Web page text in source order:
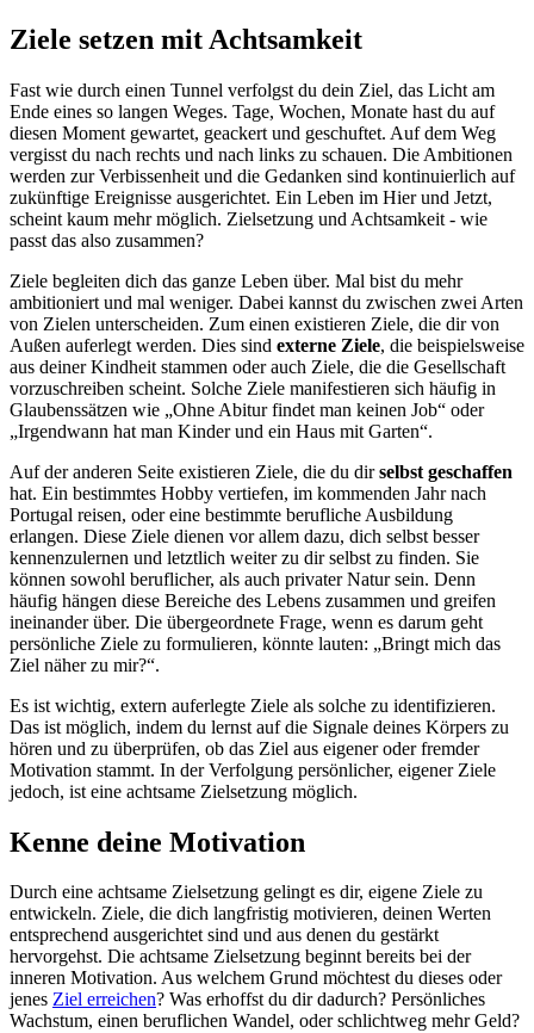
Ziele setzen mit Achtsamkeit
Fast wie durch einen Tunnel verfolgst du dein Ziel, das Licht am
Ende eines so langen Weges. Tage, Wochen, Monate hast du auf
diesen Moment gewartet, geackert und geschuftet. Auf dem Weg
vergisst du nach rechts und nach links zu schauen. Die Ambitionen
werden zur Verbissenheit und die Gedanken sind kontinuierlich auf
zukünftige Ereignisse ausgerichtet. Ein Leben im Hier und Jetzt,
scheint kaum mehr möglich. Zielsetzung und Achtsamkeit - wie
passt das also zusammen?
Ziele begleiten dich das ganze Leben über. Mal bist du mehr
ambitioniert und mal weniger. Dabei kannst du zwischen zwei Arten
von Zielen unterscheiden. Zum einen existieren Ziele, die dir von
Außen auferlegt werden. Dies sind externe Ziele, die beispielsweise
aus deiner Kindheit stammen oder auch Ziele, die die Gesellschaft
vorzuschreiben scheint. Solche Ziele manifestieren sich häufig in
Glaubenssätzen wie „Ohne Abitur findet man keinen Job“ oder
„Irgendwann hat man Kinder und ein Haus mit Garten“.
Auf der anderen Seite existieren Ziele, die du dirselbst geschaffen
hat. Ein bestimmtes Hobby vertiefen, im kommenden Jahr nach
Portugal reisen, oder eine bestimmte berufliche Ausbildung
erlangen. Diese Ziele dienen vor allem dazu, dich selbst besser
kennenzulernen und letztlich weiter zu dir selbst zu finden. Sie
können sowohl beruflicher, als auch privater Natur sein. Denn
häufig hängen diese Bereiche des Lebens zusammen und greifen
ineinander über. Die übergeordnete Frage, wenn es darum geht
persönliche Ziele zu formulieren, könnte lauten: „Bringt mich das
Ziel näher zu mir?“.
Es ist wichtig, extern auferlegte Ziele als solche zu identifizieren.
Das ist möglich, indem du lernst auf die Signale deines Körpers zu
hören und zu überprüfen, ob das Ziel aus eigener oder fremder
Motivation stammt. In der Verfolgung persönlicher, eigener Ziele
jedoch, ist eine achtsame Zielsetzung möglich.
Kenne deine Motivation
Durch eine achtsame Zielsetzung gelingt es dir, eigene Ziele zu
entwickeln. Ziele, die dich langfristig motivieren, deinen Werten
entsprechend ausgerichtet sind und aus denen du gestärkt
hervorgehst. Die achtsame Zielsetzung beginnt bereits bei der
inneren Motivation. Aus welchem Grund möchtest du dieses oder
jenes Ziel erreichen? Was erhoffst du dir dadurch? Persönliches
Wachstum, einen beruflichen Wandel, oder schlichtweg mehr Geld?